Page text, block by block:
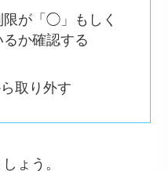
限が「◯」もしく
か確認する
取り外す
ょう。